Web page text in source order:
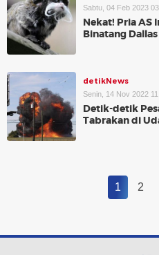
Sabtu, 04 Feb 2023
Nekat! Pria AS
Binatang Dallas
detikNews
Senin, 14 Nov 2022
Detik-detik
Tabrakan di
1 2